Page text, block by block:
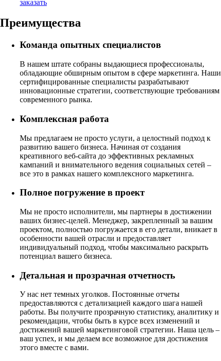
заказать
Преимущества
Команда опытных специалистов
В нашем штате собраны выдающиеся профессионалы,
обладающие обширным опытом в сфере маркетинга. Наши
сертифицированные специалисты разрабатывают
инновационные стратегии, соответствующие требованиям
современного рынка.
Комплексная работа
Мы предлагаем не просто услуги, а целостный подход к
развитию вашего бизнеса. Начиная от создания
креативного веб-сайта до эффективных рекламных
кампаний и внимательного ведения социальных сетей –
все это в рамках нашего комплексного маркетинга.
Полное погружение в проект
Мы не просто исполнители, мы партнеры в достижении
ваших бизнес-целей. Менеджер, закрепленный за вашим
проектом, полностью погружается в его детали, вникает в
особенности вашей отрасли и предоставляет
индивидуальный подход, чтобы максимально раскрыть
потенциал вашего бизнеса.
Детальная и прозрачная отчетность
У нас нет темных уголков. Постоянные отчеты
предоставляются с детализацией каждого шага нашей
работы. Вы получите прозрачную статистику, аналитику и
рекомендации, чтобы быть в курсе всех изменений и
достижений вашей маркетинговой стратегии. Наша цель –
ваш успех, и мы делаем все возможное для достижения
этого вместе с вами.